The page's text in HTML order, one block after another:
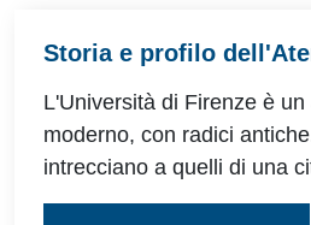
Storia e profilo
L'Università di Firenze è
moderno, con radici
intrecciano a quelli di una